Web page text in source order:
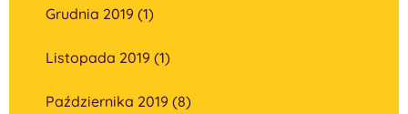
Grudnia 2019 (1)
Listopada 2019 (1)
Października 2019 (8)